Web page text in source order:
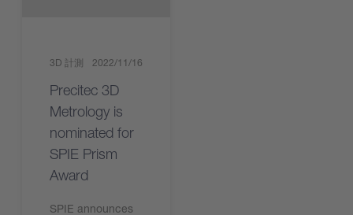
3D 計測 2022/11/16
Precitec 3D
Metrology is
nominated for
SPIE Prism
Award
SPIE announces